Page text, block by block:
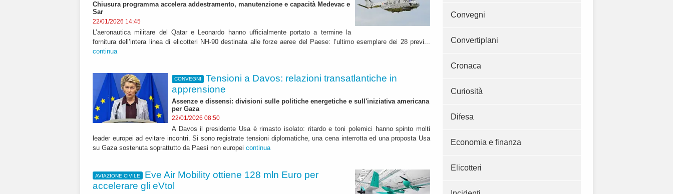
Chiusura programma accelera addestramento, manutenzione e capacità Medevac e
Sar
22/01/2026 14:45
L’aeronautica militare del Qatar e Leonardo hanno ufficialmente portato a termine la
fornitura dell’intera linea di elicotteri NH-90 destinata alle forze aeree del Paese: l’ultimo esemplare dei 28 previ...
continua
CONVEGNI
Tensioni a Davos: relazioni transatlantiche in
apprensione
Assenze e dissensi: divisioni sulle politiche energetiche e sull'iniziativa americana
per Gaza
22/01/2026 08:50
A Davos il presidente Usa è rimasto isolato: ritardo e toni polemici hanno spinto molti
leader europei ad evitare incontri. Si sono registrate tensioni diplomatiche, una cena interrotta ed una proposta Usa
su Gaza sostenuta soprattutto da Paesi non europei continua
AVIAZIONE CIVILE
Eve Air Mobility ottiene 128 mln Euro per
accelerare gli eVtol
Convegni
Convertiplani
Cronaca
Curiosità
Difesa
Economia e finanza
Elicotteri